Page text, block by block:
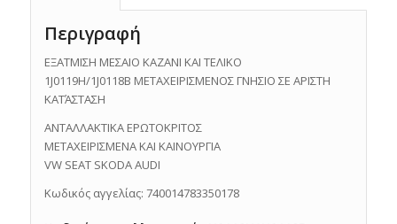
Περιγραφή
ΕΞΑΤΜΙΣΗ ΜΕΣΑΙΟ ΚΑΖΑΝΙ ΚΑΙ ΤΕΛΙΚΟ
1J0119H/1J0118B ΜΕΤΑΧΕΙΡΙΣΜΕΝΟΣ ΓΝΗΣΙΟ ΣΕ ΑΡΙΣΤΗ
ΚΑΤΆΣΤΑΣΗ
ΑΝΤΑΛΛΑΚΤΙΚΑ ΕΡΩΤΟΚΡΙΤΟΣ
ΜΕΤΑΧΕΙΡΙΣΜΕΝΑ ΚΑΙ ΚΑΙΝΟΥΡΓΙΑ
VW SEAT SKODA AUDI
Κωδικός αγγελίας: 740014783350178